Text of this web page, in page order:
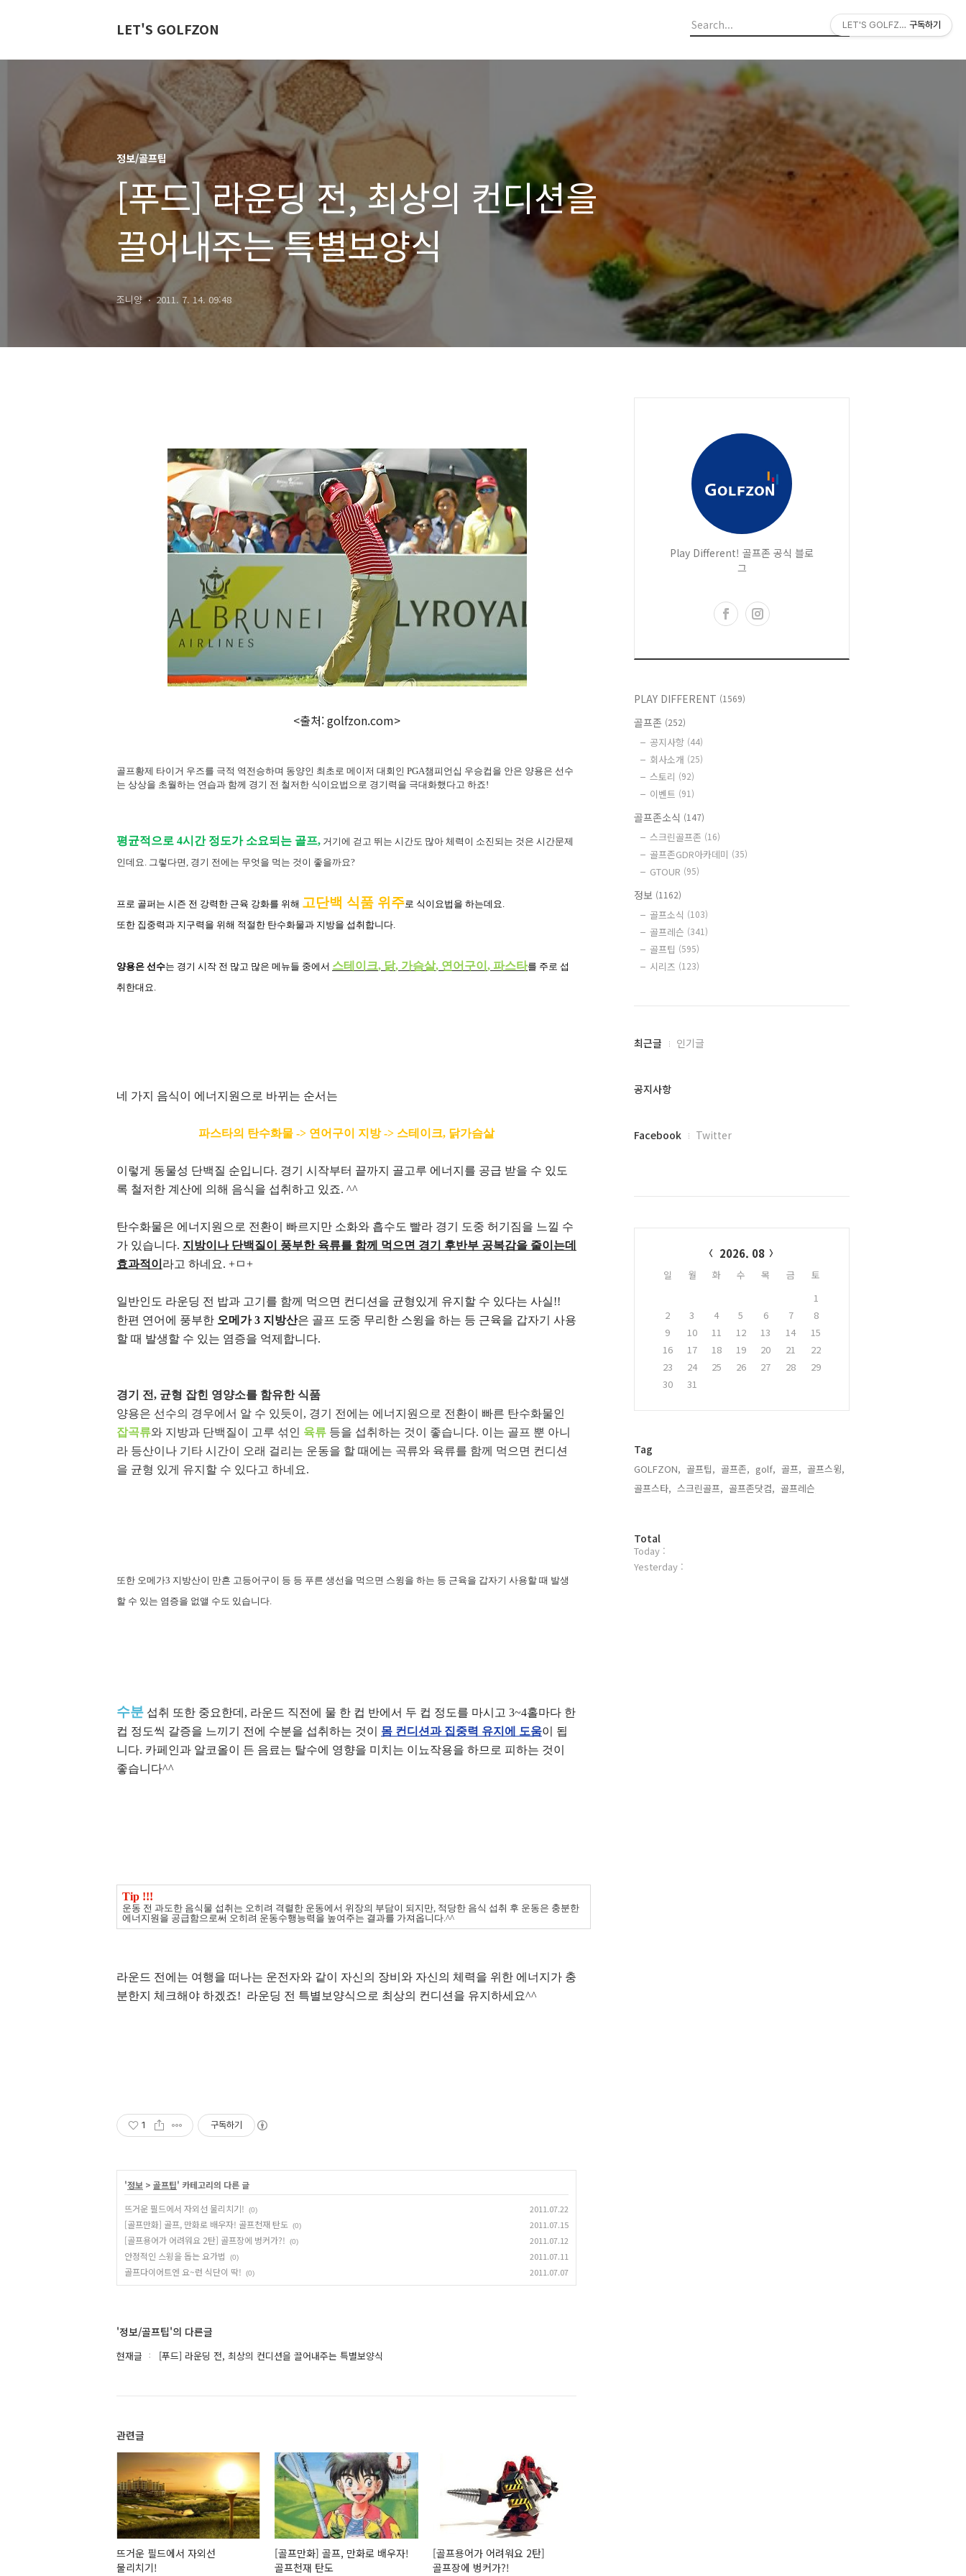
LET'S GOLFZON
정보/골프팁
[푸드] 라운딩 전, 최상의 컨디션을
끌어내주는 특별보양식
조니양 2011. 7. 14. 09:48
<출처: golfzon.com>
골프황제 타이거 우즈를 극적 역전승하며 동양인 최초로 메이저 대회인 PGA챔피언십 우승컵을 안은 양용은 선수
는 상상을 초월하는 연습과 함께 경기 전 철저한 식이요법으로 경기력을 극대화했다고 하죠!
평균적으로 4시간 정도가 소요되는 골프, 거기에 걷고 뛰는 시간도 많아 체력이 소진되는 것은 시간문제
인데요. 그렇다면, 경기 전에는 무엇을 먹는 것이 좋을까요?
프로 골퍼는 시즌 전 강력한 근육 강화를 위해 고단백 식품 위주로 식이요법을 하는데요.
또한 집중력과 지구력을 위해 적절한 탄수화물과 지방을 섭취합니다.
양용은 선수는 경기 시작 전 많고 많은 메뉴들 중에서 스테이크, 닭, 가슴살, 연어구이 , 파스타를 주로 섭
취한대요.
네 가지 음식이 에너지원으로 바뀌는 순서는
파스타의 탄수화물 -> 연어구이 지방-> 스테이크, 닭가슴살
이렇게 동물성 단백질 순입니다. 경기 시작부터 끝까지 골고루 에너지를 공급 받을 수 있도
록 철저한 계산에 의해 음식을 섭취하고 있죠. ^^
탄수화물은 에너지원으로 전환이 빠르지만 소화와 흡수도 빨라 경기 도중 허기짐을 느낄 수
가 있습니다. 지방이나 단백질이 풍부한 육류를 함께 먹으면 경기 후반부 공복감을 줄이는데
효과적이 라고 하네요. +ㅁ+
일반인도 라운딩 전 밥과 고기를 함께 먹으면 컨디션을 균형있게 유지할 수 있다는 사실!!
한편 연어에 풍부한 오메가3 지방산은 골프 도중 무리한 스윙을 하는 등 근육을 갑자기 사용
할 때 발생할 수 있는 염증을 억제합니다.
경기 전, 균형 잡힌 영양소를 함유한 식품
양용은 선수의 경우에서 알 수 있듯이 , 경기 전에는 에너지원으로 전환이 빠른 탄수화물인
잡곡류와 지방과 단백질이 고루 섞인 육류 등을 섭취하는 것이 좋습니다. 이는 골프 뿐 아니
라 등산이나 기타 시간이 오래 걸리는 운동을 할 때에는 곡류와 육류를 함께 먹으면 컨디션
을 균형 있게 유지할 수 있다고 하네요.
또한 오메가3 지방산이 만흔 고등어구이 등 등 푸른 생선을 먹으면 스윙을 하는 등 근육을 갑자기 사용할 때 발생
할 수 있는 염증을 없앨 수도 있습니다.
수분 섭취 또한 중요한데, 라운드 직전에 물 한 컵 반에서 두 컵 정도를 마시고 3~4홀마다 한
컵 정도씩 갈증을 느끼기 전에 수분을 섭취하는 것이 몸 컨디션과 집중력 유지에 도움이 됩
니다. 카페인과 알코올이 든 음료는 탈수에 영향을 미치는 이뇨작용을 하므로 피하는 것이
좋습니다^^
Tip !!!
운동 전 과도한 음식물 섭취는 오히려 격렬한 운동에서 위장의 부담이 되지만, 적당한 음식 섭취 후 운동은 충분한
에너지원을 공급함으로써 오히려 운동수행능력을 높여주는 결과를 가져옵니다.^^
라운드 전에는 여행을 떠나는 운전자와 같이 자신의 장비와 자신의 체력을 위한 에너지가 충
분한지 체크해야 하겠죠! 라운딩 전 특별보양식으로 최상의 컨디션을 유지하세요^^
1 구독하기
'정보 > 골프팁' 카테고리의 다른 글
뜨거운 필드에서 자외선 물리치기!
(0) 2011.07.22
[골프만화] 골프, 만화로 배우자! 골프천재 탄도 (0) 2011.07.15
[골프용어가 어려워요 2탄] 골프장에 벙커가?! (0) 2011.07.12
안정적인 스윙을 돕는 요가법 (0) 2011.07.11
골프다이어트엔 요~런 식단이 딱! (0) 2011.07.07
'정보/골프팁'의 다른글
현재글 [푸드] 라운딩 전, 최상의 컨디션을 끌어내주는 특별보양식
관련글
뜨거운 필드에서 자외선
물리치기!
[골프만화] 골프, 만화로 배우자!
골프천재 탄도
[골프용어가 어려워요 2탄]
골프장에 벙커가?!
Play Different! 골프존 공식 블로
그
PLAY DIFFERENT (1569)
골프존 (252)
공지사항 (44)
회사소개 (25)
스토리 (92)
이벤트 (91)
골프존소식 (147)
스크린골프존 (16)
골프존GDR아카데미 (35)
GTOUR (95)
정보 (1162)
골프소식 (103)
골프레슨 (341)
골프팁 (595)
시리즈 (123)
최
과
글
최근글 인기글
공지사항
페
Facebook Twitter
2026. 08
일 월 화 수 목 금
토
1
2
3 4 5 6 7
8
9
10 11 12 13 14
15
16
17 18 19 20 21
22
23
24 25 26 27 28
29
30
31
Tag
GOLFZON, 골프팁, 골프존, golf, 골프, 골프스윙,
골프스타, 스크린골프, 골프존닷컴, 골프레슨,
방
문
자
Total
Today :
Yesterday :
LET'S GOLFZON구독하기